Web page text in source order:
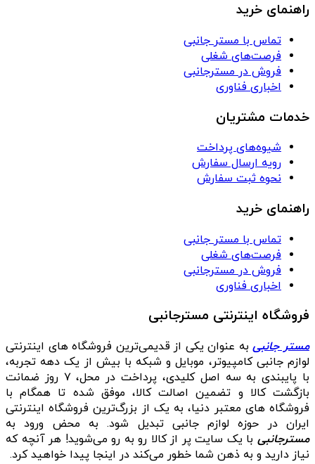
راهنمای خرید
تماس با مستر جانبی
فرصت‌های شغلی
فروش در مسترجانبی
اخباری فناوری
خدمات مشتریان
شیوه‌های پرداخت
رویه ارسال سفارش
نحوه ثبت سفارش
راهنمای خرید
تماس با مستر جانبی
فرصت‌های شغلی
فروش در مسترجانبی
اخباری فناوری
فروشگاه اینترنتی مسترجانبی
مستر جانبیبه عنوان یکی از قدیمی‌ترین فروشگاه های اینترنتی
لوازم جانبی کامپیوتر، موبایل و شبکه با بیش از یک دهه تجربه،
با پایبندی به سه اصل کلیدی، پرداخت در محل، ۷ روز ضمانت
بازگشت کالا و تضمین اصالت کالا، موفق شده تا همگام با
فروشگاه‌ های معتبر دنیا، به یک از بزرگ‌ترین فروشگاه اینترنتی
ایران در حوزه لوازم جانبی تبدیل شود. به محض ورود به
مسترجانبی با یک سایت پر از کالا رو به رو می‌شوید! هر آنچه که
نیاز دارید و به ذهن شما خطور می‌کند در اینجا پیدا خواهید کرد.